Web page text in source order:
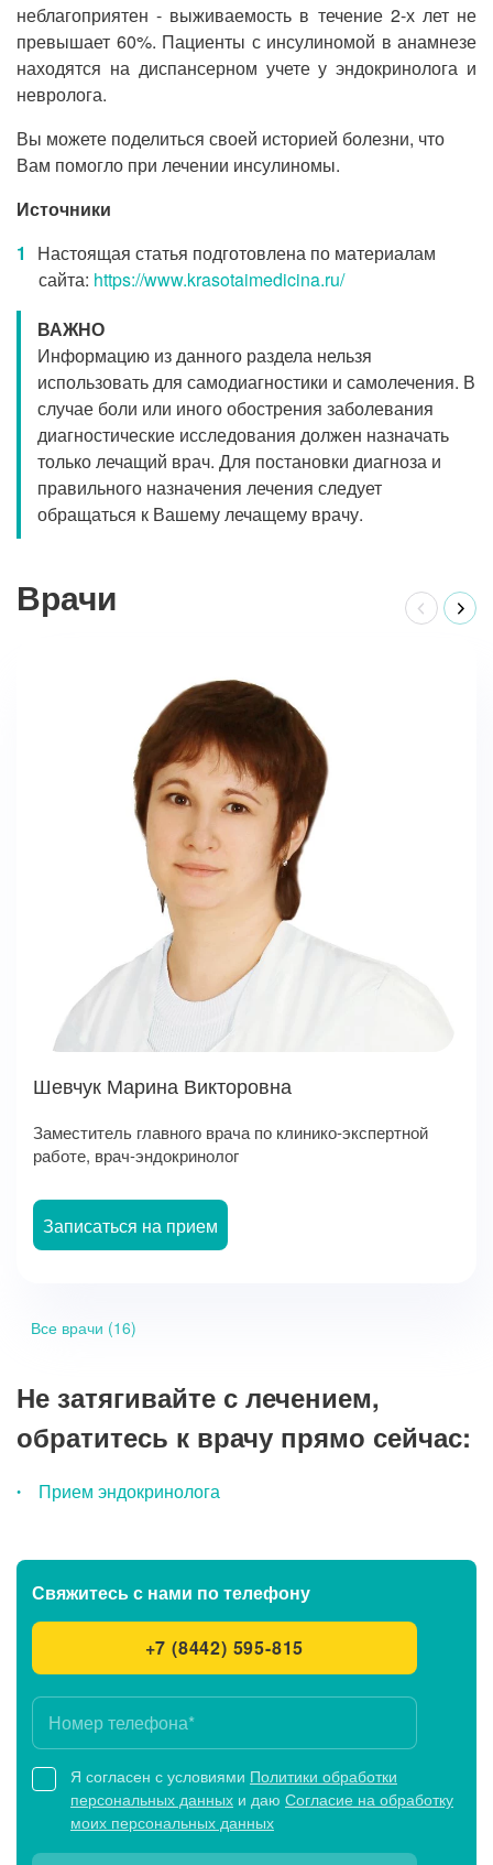
неблагоприятен - выживаемость в течение 2-х лет не
превышает 60%. Пациенты с инсулиномой в анамнезе
находятся на диспансерном учете у эндокринолога и
невролога.
Вы можете поделиться своей историей болезни, что
Вам помогло при лечении инсулиномы.
Источники
Настоящая статья подготовлена по материалам
сайта: https://www.krasotaimedicina.ru/
ВАЖНО
Информацию из данного раздела нельзя
использовать для самодиагностики и самолечения. В
случае боли или иного обострения заболевания
диагностические исследования должен назначать
только лечащий врач. Для постановки диагноза и
правильного назначения лечения следует
обращаться к Вашему лечащему врачу.
Врачи
Шевчук Марина Викторовна
Заместитель главного врача по клинико-экспертной
работе, врач-эндокринолог
Записаться на прием
Все врачи (16)
Не затягивайте с лечением,
обратитесь к врачу прямо сейчас:
Прием эндокринолога
Свяжитесь с нами по телефону
+7 (8442) 595-815
Я согласен с условиями Политики обработки
персональных данных и даю Согласие на обработку
моих персональных данных